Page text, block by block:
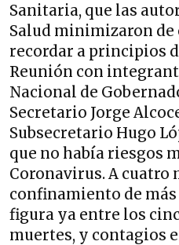
Sanitaria, que las
Salud minimizaron de
recordar a principios
Reunión con
Nacional de
Secretario Jorge
Subsecretario Hugo
que no había riesgos
Coronavirus. A cuatro
confinamiento de
figura ya entre los
muertes, y contagios